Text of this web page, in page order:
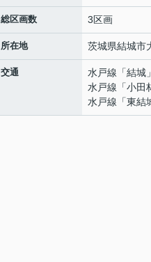
総区画数 3区画
所在地 茨城県結城市
交通 水戸線 「結城
水戸線 「小田
水戸線 「東結